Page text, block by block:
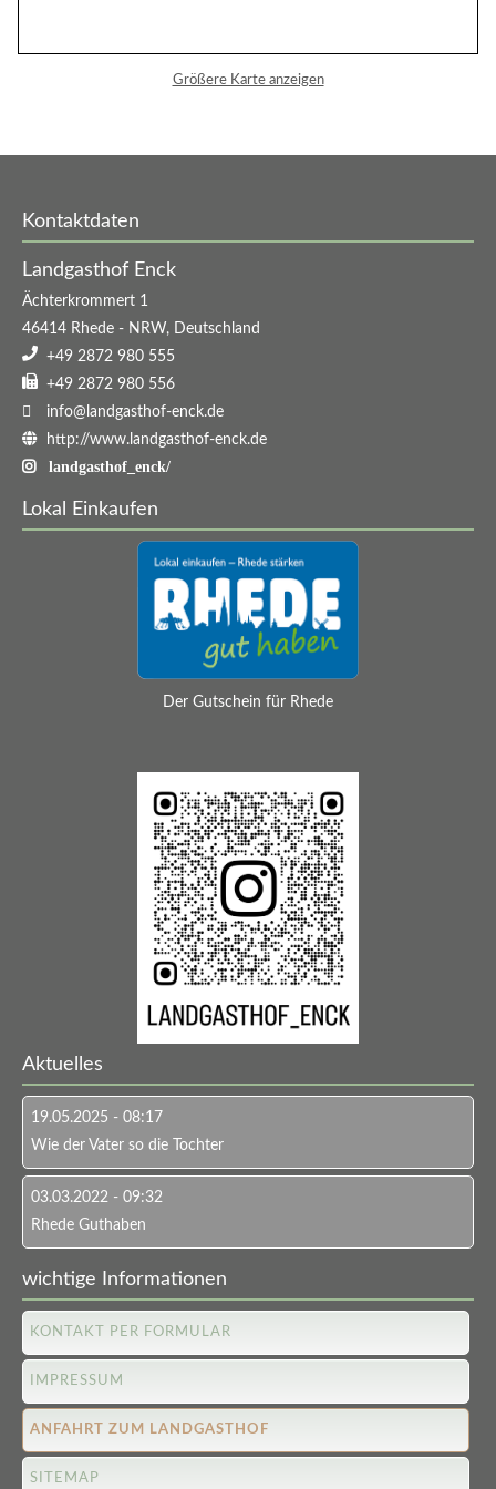
Größere Karte anzeigen
Kontaktdaten
Landgasthof Enck
Ächterkrommert 1
46414 Rhede - NRW, Deutschland
+49 2872 980 555
+49 2872 980 556
info@landgasthof-enck.de
http://www.landgasthof-enck.de
landgasthof_enck/
Lokal Einkaufen
Der Gutschein für Rhede
Aktuelles
19.05.2025 - 08:17
Wie der Vater so die Tochter
03.03.2022 - 09:32
Rhede Guthaben
wichtige Informationen
KONTAKT PER FORMULAR
IMPRESSUM
ANFAHRT ZUM LANDGASTHOF
SITEMAP
Ruhetage
Geschlossen an ...
Neujahr